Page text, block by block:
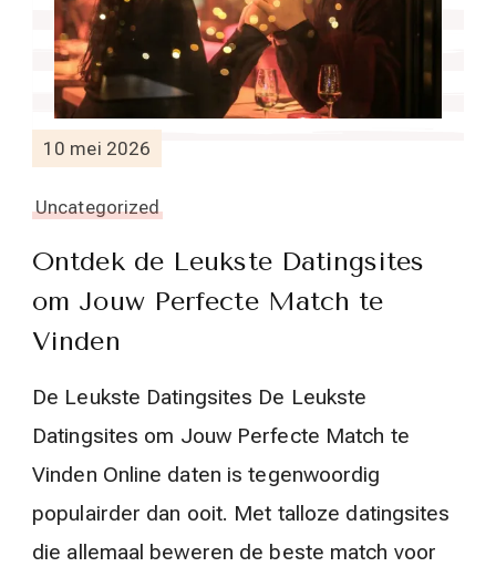
10 mei 2026
Uncategorized
Ontdek de Leukste Datingsites
om Jouw Perfecte Match te
Vinden
De Leukste Datingsites De Leukste
Datingsites om Jouw Perfecte Match te
Vinden Online daten is tegenwoordig
populairder dan ooit. Met talloze datingsites
die allemaal beweren de beste match voor